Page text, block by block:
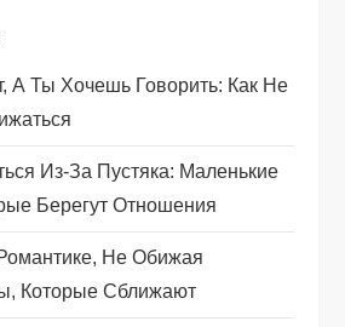
А Ты Хочешь Говорить: Как Не
Из‑за Пустяка: Маленькие
Берегут Отношения
Не Обижая
Которые Сближают